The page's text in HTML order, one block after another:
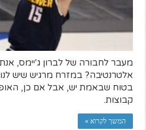
מעבר לחבורה של לברון ג'יימס,
אלטרנטיבה? במזרח מרגיש שיש
קבוצות.
המשך לקרוא »